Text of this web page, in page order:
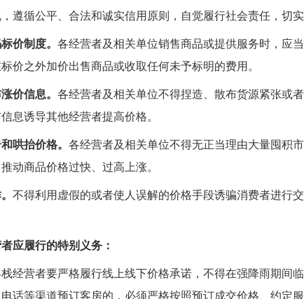
遵循公平、合法和诚实信用原则，自觉履行社会责任，切实
价制度。 各经营者及相关单位销售商品或提供服务时，应
价之外加价出售商品或收取任何未予标明的费用。
价信息。 各经营者及相关单位不得捏造 散布货源紧张或
息诱导其他经营者提高价格。
哄抬价格。 各经营者及相关单位不得无正当理由大量囤积
动商品价格过快、过高上涨。
不得利用虚假的或者使人误解的价格手段诱骗消费者进行
应履行的特别义务：
经营者要严格履行线上线下价格承诺，不得在强降雨期间
话等渠道预订客房的，必须严格按照预订成交价格、约定